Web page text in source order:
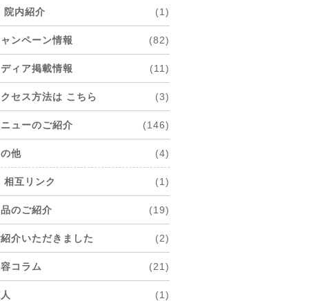
院内紹介 (1)
ンペーン情報 (82)
ディア掲載情報 (11)
セス方法は こちら (3)
ニューのご紹介 (146)
他 (4)
相互リンク (1)
のご紹介 (19)
介いただきました (2)
コラム (21)
(1)